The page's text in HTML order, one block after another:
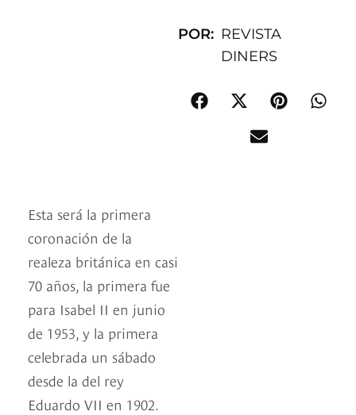
POR: REVISTA
DINERS
Esta será la primera
coronación de la
realeza británica en casi
70 años, la primera fue
para Isabel II en junio
de 1953, y la primera
celebrada un sábado
desde la del rey
Eduardo VII en 1902.